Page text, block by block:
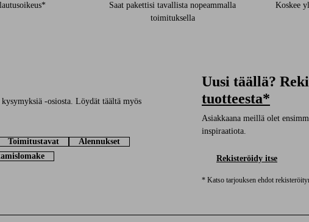
Saat pakettisi tavallista nopeammalla
toimituksella
Koskee
Uusi täällä?
tuotteesta*
Asiakkaana meillä olet
inspiraatiota.
Rekisteröidy itse
* Katso tarjouksen ehdot
-osiosta. Löydät täältä myös
Toimitustavat
Alennukset